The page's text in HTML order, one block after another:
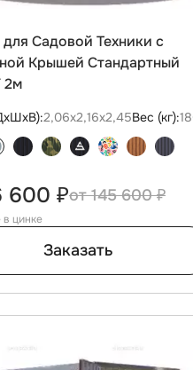
Садовой Техники с
Крышей Стандартный
2м
2,06х2,16х2,45Вес (кг):
145 600 ₽
600 ₽
в цинке
Заказать